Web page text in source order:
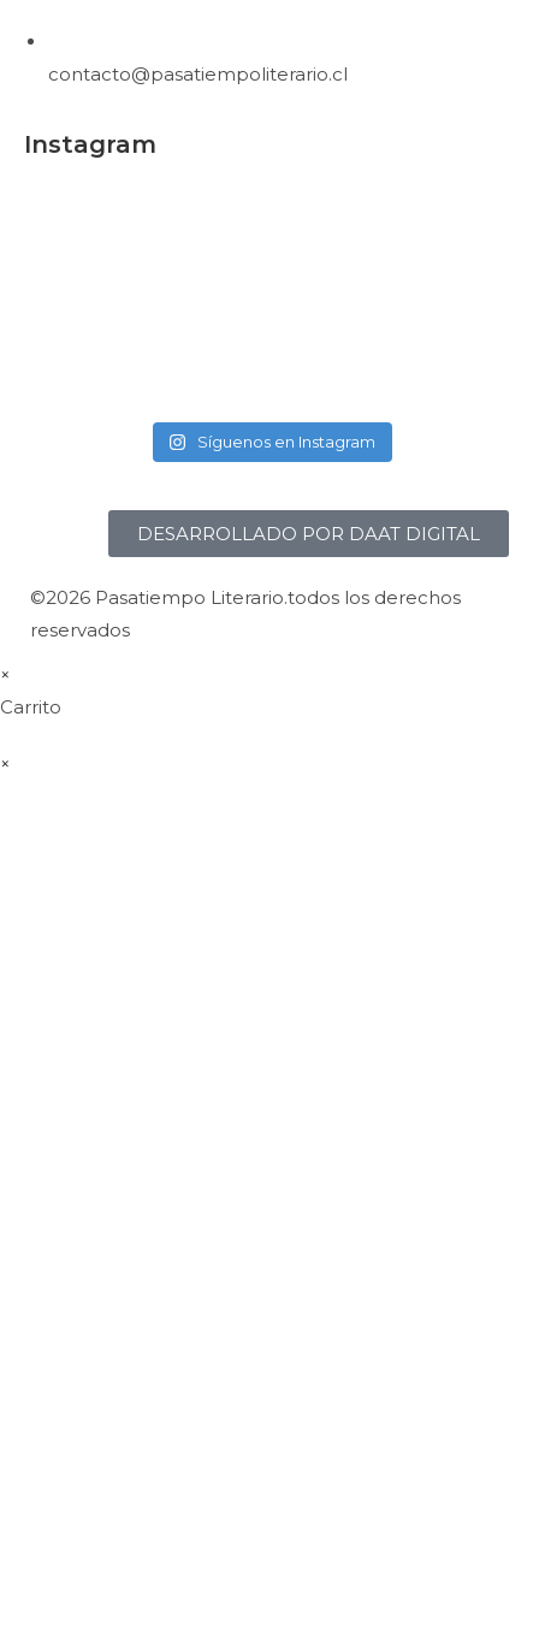
contacto@pasatiempoliterario.cl
Instagram
Síguenos en Instagram
©2026 Pasatiempo Literario.todos los derechos
reservados
DESARROLLADO POR DAAT DIGITAL
×
Carrito
×